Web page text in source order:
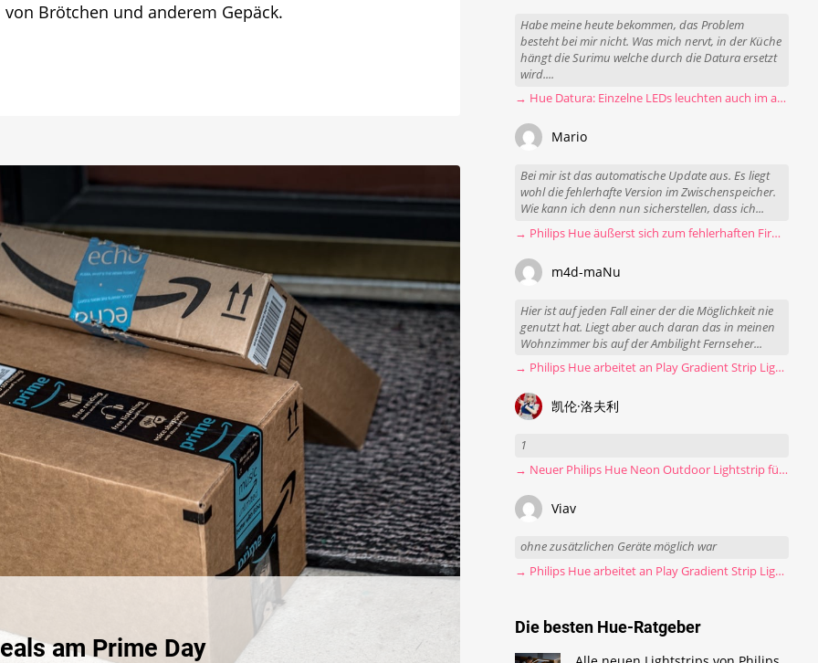
Brötchen und anderem Gepäck.
am Prime Day
Habe meine heute bekommen, das Problem
besteht bei mir nicht. Was mich nervt, in der Küche
hängt die Surimu welche durch die Datura ersetzt
wird....
→ Hue Datura: Einzelne LEDs leuchten auch im ausgeschalteten Zustand
Mario
Bei mir ist das automatische Update aus. Es liegt
wohl die fehlerhafte Version im Zwischenspeicher.
Wie kann ich denn nun sicherstellen, dass ich...
→ Philips Hue äußerst sich zum fehlerhaften Firmware-Update
m4d-maNu
Hier ist auf jeden Fall einer der die Möglichkeit nie
genutzt hat. Liegt aber auch daran das in meinen
Wohnzimmer bis auf der Ambilight Fernseher...
→ Philips Hue arbeitet an Play Gradient Strip Light Pro
凯伦·洛夫利
1
→ Neuer Philips Hue Neon Outdoor Lightstrip für 130 Euro
Viav
ohne zusätzlichen Geräte möglich war
→ Philips Hue arbeitet an Play Gradient Strip Light Pro
Die besten Hue-Ratgeber